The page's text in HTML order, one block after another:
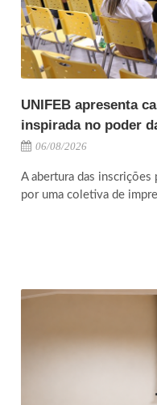
UNIFEB apresenta
inspirada no poder
06/08/2026
A abertura das inscrições
por uma coletiva de